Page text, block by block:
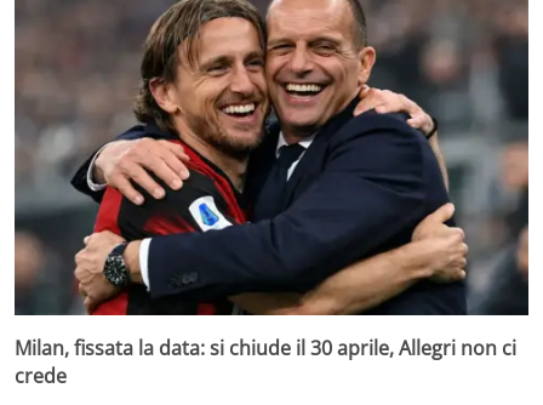
Milan, fissata la data: si chiude il 30 aprile, Allegri non ci
crede